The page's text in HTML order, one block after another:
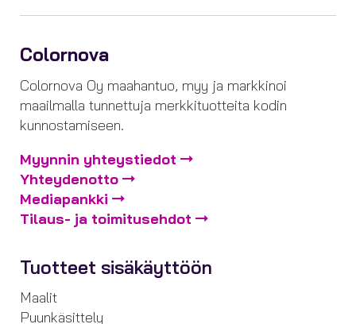
Colornova
Colornova Oy maahantuo, myy ja markkinoi
maailmalla tunnettuja merkkituotteita kodin
kunnostamiseen.
Myynnin yhteystiedot
Yhteydenotto
Mediapankki
Tilaus- ja toimitusehdot
Tuotteet sisäkäyttöön
Maalit
Puunkäsittely